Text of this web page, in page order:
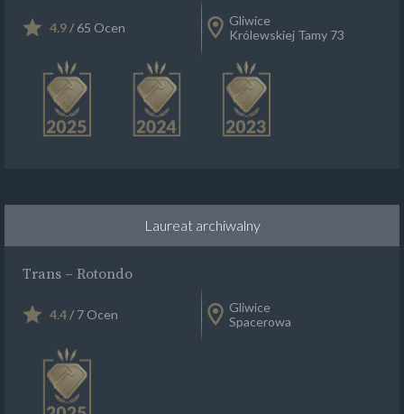
4.9/ 65 Ocen
Gliwice
Królewskiej Tamy 73
Laureat archiwalny
Trans – Rotondo
4.4/ 7 Ocen
Gliwice
Spacerowa